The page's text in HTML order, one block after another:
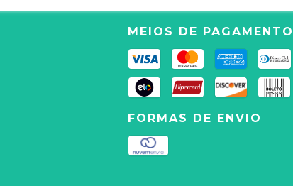
MEIOS DE PAGAMENTO
FORMAS DE ENVIO